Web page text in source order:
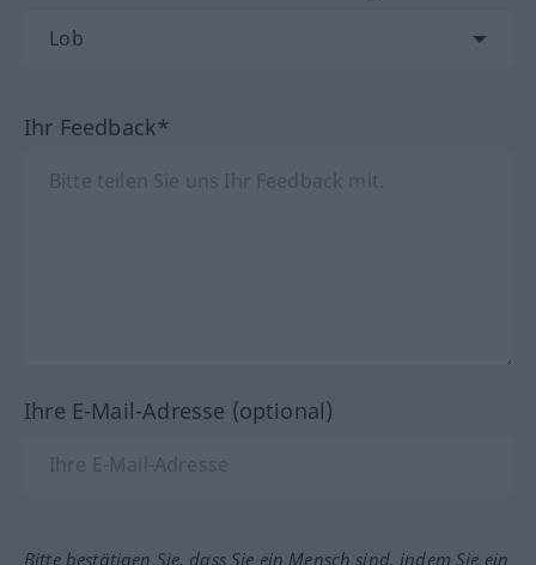
Ihr Feedback*
Ihre E-Mail-Adresse (optional)
Bitte bestätigen Sie, dass Sie ein Mensch sind, indem Sie ein